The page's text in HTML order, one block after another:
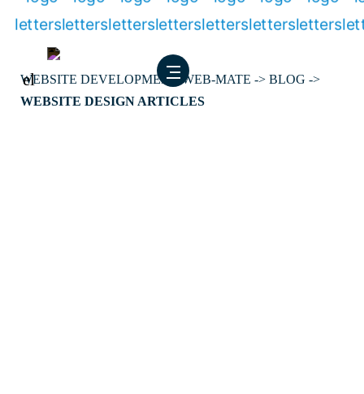
Skip
content
el
WEBSITE DEVELOPMENT WEB-MATE ->BLOG ->
WEBSITE DESIGN ARTICLES